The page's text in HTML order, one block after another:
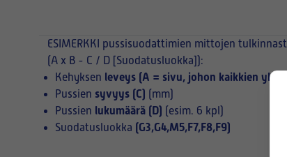
ESIMERKKI pussisuodattimien mittojen
(A x B - C / D [Suodatusluokka]):
Kehyksen leveys (A = sivu, johon kaikkien
Pussien syvyys (C) (mm)
Pussien lukumäärä (D) (esim. 6 kpl)
Suodatusluokka (G3,G4,M5,F7,F8,F9)